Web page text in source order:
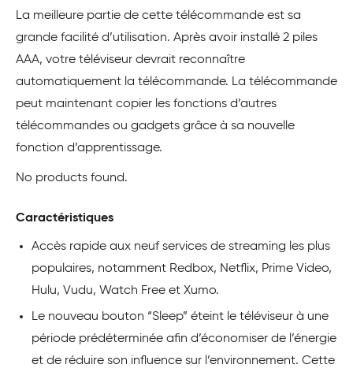
La meilleure partie de cette télécommande est sa
grande facilité d’utilisation. Après avoir installé 2 piles
AAA, votre téléviseur devrait reconnaître
automatiquement la télécommande. La télécommande
peut maintenant copier les fonctions d’autres
télécommandes ou gadgets grâce à sa nouvelle
fonction d’apprentissage.
No products found.
Caractéristiques
Accès rapide aux neuf services de streaming les plus
populaires, notamment Redbox, Netflix, Prime Video,
Hulu, Vudu, Watch Free et Xumo.
Le nouveau bouton “Sleep” éteint le téléviseur à une
période prédéterminée afin d’économiser de l’énergie
et de réduire son influence sur l’environnement. Cette